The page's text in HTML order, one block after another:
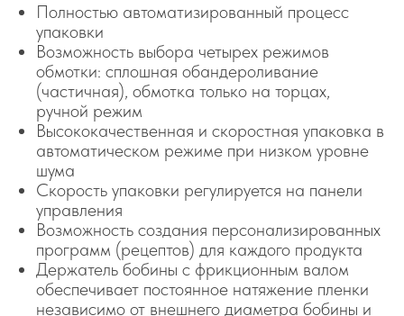
Полностью автоматизированный процесс
упаковки
Возможность выбора четырех режимов
обмотки: сплошная обандероливание
(частичная), обмотка только на торцах,
ручной режим
Высококачественная и скоростная упаковка в
автоматическом режиме при низком уровне
шума
Скорость упаковки регулируется на панели
управления
Возможность создания персонализированных
программ (рецептов) для каждого продукта
Держатель бобины с фрикционным валом
обеспечивает постоянное натяжение пленки
независимо от внешнего диаметра бобины и